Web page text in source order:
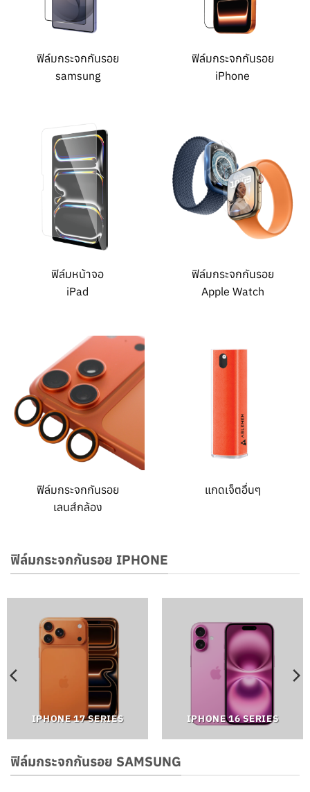
ฟิล์มกระจกกันรอย
samsung
ฟิล์มกระจกกันรอย
iPhone
ฟิล์มหน้าจอ
iPad
ฟิล์มกระจกกันรอย
Apple Watch
ฟิล์มกระจกกันรอย
เลนส์กล้อง
แกดเจ็ตอื่นๆ
ฟิล์มกระจกกันรอย IPHONE
IPHONE 17 SERIES IPHONE 16 SERIES
ฟิล์มกระจกกันรอย SAMSUNG